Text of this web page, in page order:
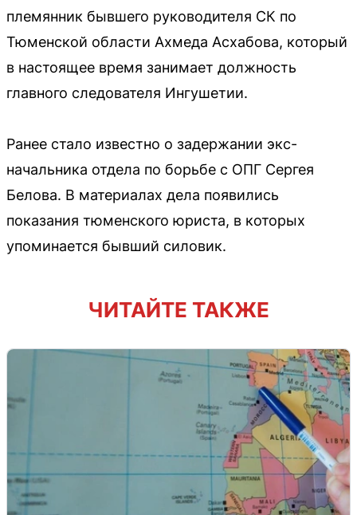
племянник бывшего руководителя СК по
Тюменской области Ахмеда Асхабова, который
в настоящее время занимает должность
главного следователя Ингушетии.
Ранее стало известно о задержании экс-
начальника отдела по борьбе с ОПГ Сергея
Белова. В материалах дела появились
показания тюменского юриста, в которых
упоминается бывший силовик.
ЧИТАЙТЕ ТАКЖЕ